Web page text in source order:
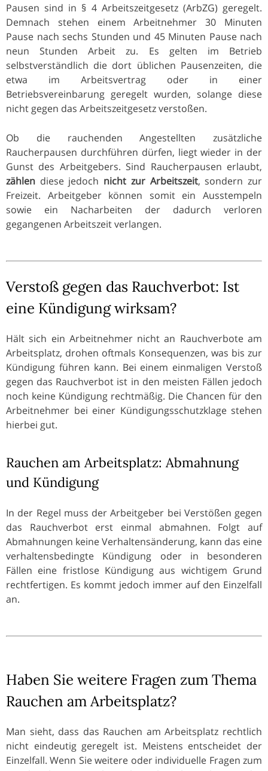
Pausen sind in § 4 Arbeitszeitgesetz (ArbZG) geregelt.
Demnach stehen einem Arbeitnehmer 30 Minuten
Pause nach sechs Stunden und 45 Minuten Pause nach
neun Stunden Arbeit zu. Es gelten im Betrieb
selbstverständlich die dort üblichen Pausenzeiten, die
etwa im Arbeitsvertrag oder in einer
Betriebsvereinbarung geregelt wurden, solange diese
nicht gegen das Arbeitszeitgesetz verstoßen.
Ob die rauchenden Angestellten zusätzliche
Raucherpausen durchführen dürfen, liegt wieder in der
Gunst des Arbeitgebers. Sind Raucherpausen erlaubt,
zählen diese jedoch nicht zur Arbeitszeit, sondern zur
Freizeit. Arbeitgeber können somit ein Ausstempeln
sowie ein Nacharbeiten der dadurch verloren
gegangenen Arbeitszeit verlangen.
Verstoß gegen das Rauchverbot: Ist
eine Kündigung wirksam?
Hält sich ein Arbeitnehmer nicht an Rauchverbote am
Arbeitsplatz, drohen oftmals Konsequenzen, was bis zur
Kündigung führen kann. Bei einem einmaligen Verstoß
gegen das Rauchverbot ist in den meisten Fällen jedoch
noch keine Kündigung rechtmäßig. Die Chancen für den
Arbeitnehmer bei einer Kündigungsschutzklage stehen
hierbei gut.
Rauchen am Arbeitsplatz: Abmahnung
und Kündigung
In der Regel muss der Arbeitgeber bei Verstößen gegen
das Rauchverbot erst einmal abmahnen. Folgt auf
Abmahnungen keine Verhaltensänderung, kann das eine
verhaltensbedingte Kündigung oder in besonderen
Fällen eine fristlose Kündigung aus wichtigem Grund
rechtfertigen. Es kommt jedoch immer auf den Einzelfall
an.
Haben Sie weitere Fragen zum Thema
Rauchen am Arbeitsplatz?
Man sieht, dass das Rauchen am Arbeitsplatz rechtlich
nicht eindeutig geregelt ist. Meistens entscheidet der
Einzelfall. Wenn Sie weitere oder individuelle Fragen zum